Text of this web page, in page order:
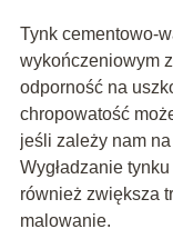
Tynk cementowo-
wykończeniowym
odporność na
chropowatość
jeśli zależy nam
Wygładzanie
również zwiększa
malowanie.